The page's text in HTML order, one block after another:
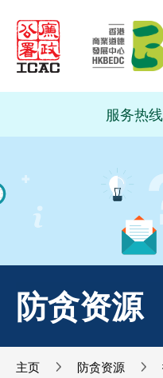
服务热线
防贪资源
主页 防贪资源